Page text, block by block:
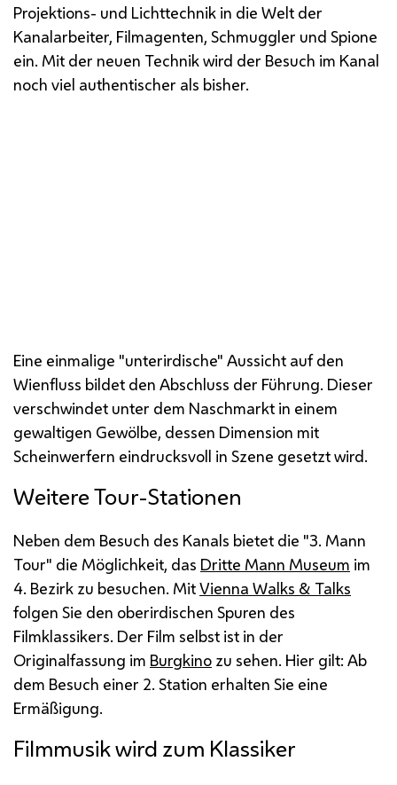
Projektions- und Lichttechnik in die Welt der
Kanalarbeiter, Filmagenten, Schmuggler und Spione
ein. Mit der neuen Technik wird der Besuch im Kanal
noch viel authentischer als bisher.
Eine einmalige "unterirdische" Aussicht auf den
Wienfluss bildet den Abschluss der Führung. Dieser
verschwindet unter dem Naschmarkt in einem
gewaltigen Gewölbe, dessen Dimension mit
Scheinwerfern eindrucksvoll in Szene gesetzt wird.
Weitere Tour-Stationen
Neben dem Besuch des Kanals bietet die "3. Mann
Tour" die Möglichkeit, das Dritte Mann Museum im
4. Bezirk zu besuchen. MitVienna Walks & Talks
folgen Sie den oberirdischen Spuren des
Filmklassikers. Der Film selbst ist in der
Originalfassung im Burgkino zu sehen. Hier gilt: Ab
dem Besuch einer 2. Station erhalten Sie eine
Ermäßigung.
Filmmusik wird zum Klassiker